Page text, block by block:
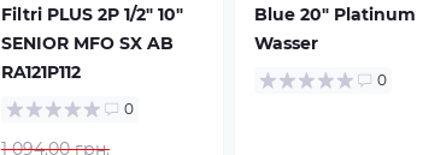
Filtri PLUS 2P 1/2" 10"
SENIOR MFO SX AB
RA121P112
0
1 094.00 грн.
Blue 20" Platinum
Wasser
0